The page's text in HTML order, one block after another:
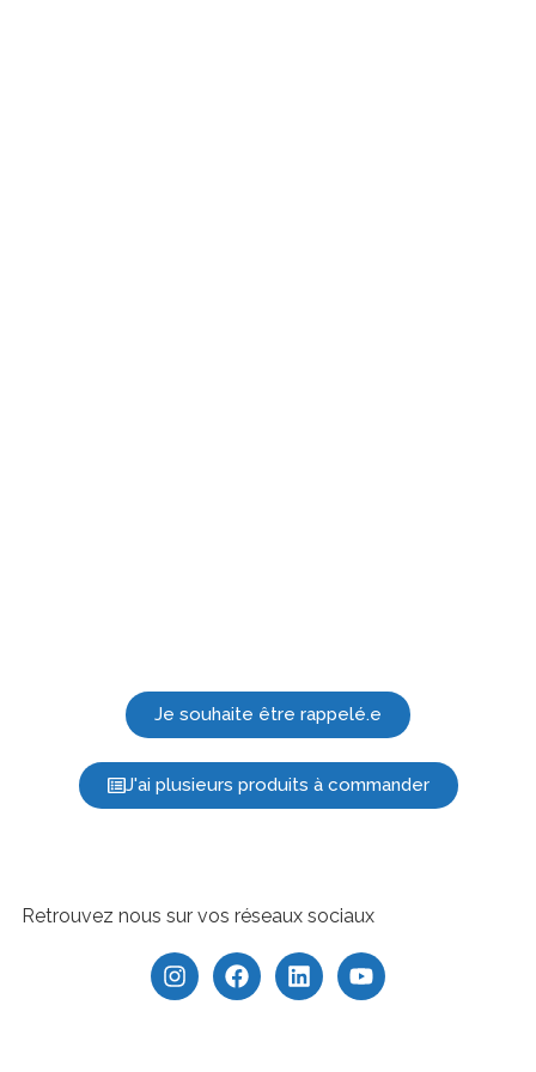
Je souhaite être rappelé.e
J'ai plusieurs produits à commander
Retrouvez nous sur vos réseaux sociaux